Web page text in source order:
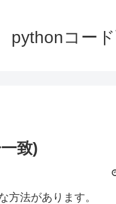
pythonコー
致)
方法があります。